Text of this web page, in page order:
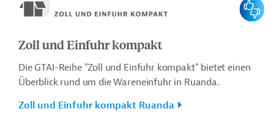
Zoll und Einfuhr kompakt
Die GTAI-Reihe "Zoll und Einfuhr kompakt" bietet einen
Überblick rund um die Wareneinfuhr in Ruanda.
Zoll und Einfuhr kompakt Ruanda